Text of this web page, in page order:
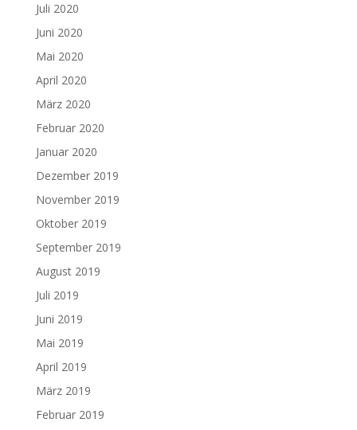
Juli 2020
Juni 2020
Mai 2020
April 2020
März 2020
Februar 2020
Januar 2020
Dezember 2019
November 2019
Oktober 2019
September 2019
August 2019
Juli 2019
Juni 2019
Mai 2019
April 2019
März 2019
Februar 2019